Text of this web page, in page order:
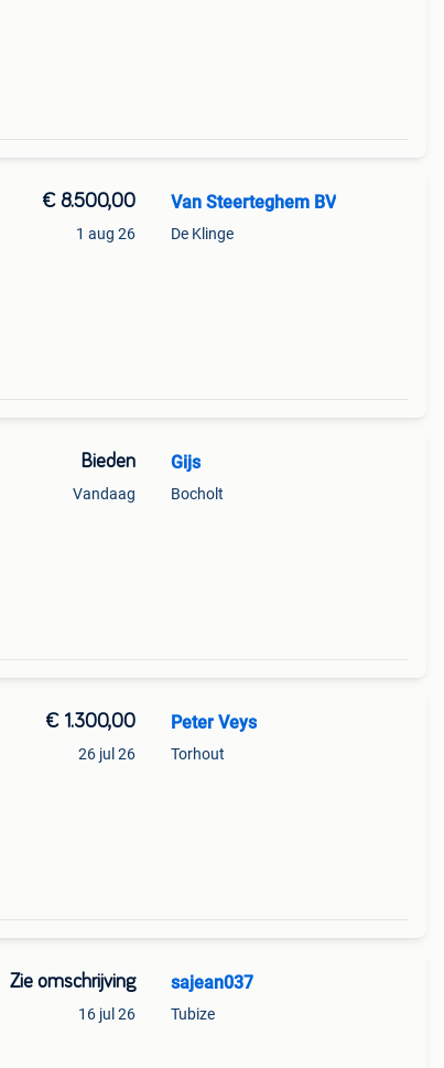
€ 8.500,00
1 aug 26
Van Steerteghem BV
De Klinge
Bieden
Vandaag
Gijs
Bocholt
€ 1.300,00
26 jul 26
Peter Veys
Torhout
Zie omschrijving
16 jul 26
sajean037
Tubize